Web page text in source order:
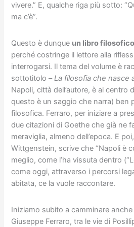
vivere.” E, qualche riga più sotto:
ma c’è”.
Questo è dunque un libro
perché costringe il lettore alla
interrogarsi. Il tema del volume è
sottotitolo –La filosofia che nasce
Napoli, città dell’autore, è al centro
questo è un saggio che narra) ben
filosofica. Ferraro, per iniziare a
due citazioni di Goethe che già ne
meraviglia, almeno dell’epoca. E
Wittgenstein, scrive che “Napoli è
meglio, come l’ha vissuta dentro
come oggi, attraverso i percorsi
abitata, ce la vuole raccontare.
Iniziamo subito a camminare
Giuseppe Ferraro, tra le vie di